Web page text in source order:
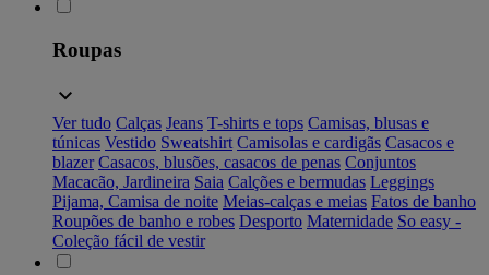
Roupas
Ver tudo Calças Jeans T-shirts e tops Camisas, blusas e
túnicas Vestido Sweatshirt Camisolas e cardigãs Casacos e
blazer Casacos, blusões, casacos de penas Conjuntos
Macacão, Jardineira Saia Calções e bermudas Leggings
Pijama, Camisa de noite Meias-calças e meias Fatos de banho
Roupões de banho e robes Desporto Maternidade So easy -
Coleção fácil de vestir